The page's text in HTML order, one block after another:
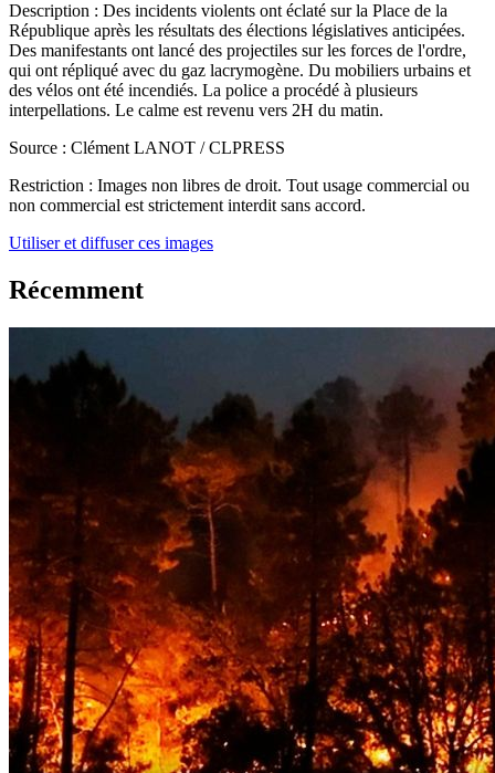
Description : Des incidents violents ont éclaté sur la Place de la
République après les résultats des élections législatives anticipées.
Des manifestants ont lancé des projectiles sur les forces de l'ordre,
qui ont répliqué avec du gaz lacrymogène. Du mobiliers urbains et
des vélos ont été incendiés. La police a procédé à plusieurs
interpellations. Le calme est revenu vers 2H du matin.
Source : Clément LANOT / CLPRESS
Restriction : Images non libres de droit. Tout usage commercial ou
non commercial est strictement interdit sans accord.
Utiliser et diffuser ces images
Récemment